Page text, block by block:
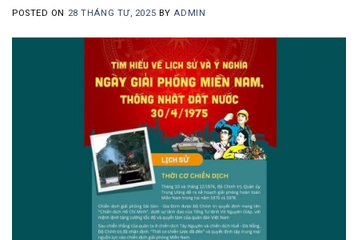
POSTED ON 28 THÁNG TƯ, 2025 BY ADMIN